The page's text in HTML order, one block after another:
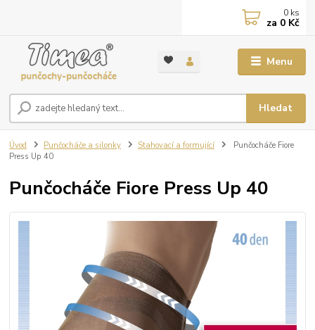
Menu
Hledat
0 ks
za 0 Kč
Úvod Punčocháče a silonky Stahovací a formující
Punčocháče Fiore
Press Up 40
Punčocháče Fiore Press Up 40